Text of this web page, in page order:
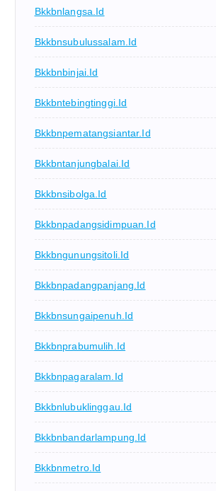
Bkkbnlangsa.id
Bkkbnsubulussalam.id
Bkkbnbinjai.id
Bkkbntebingtinggi.id
Bkkbnpematangsiantar.id
Bkkbntanjungbalai.id
Bkkbnsibolga.id
Bkkbnpadangsidimpuan.id
Bkkbngunungsitoli.id
Bkkbnpadangpanjang.id
Bkkbnsungaipenuh.id
Bkkbnprabumulih.id
Bkkbnpagaralam.id
Bkkbnlubuklinggau.id
Bkkbnbandarlampung.id
Bkkbnmetro.id